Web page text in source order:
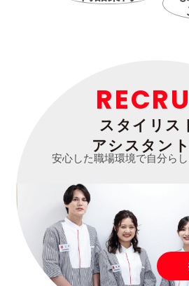
スタイリス
アシスタン
安心した職場環境で自分らし